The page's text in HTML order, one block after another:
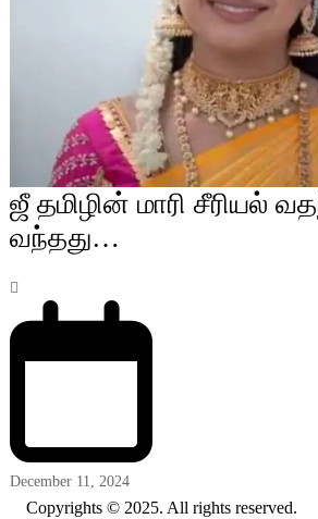
ஜீ தமிழின் மாரி சீரியல்
வந்தது…
December 11, 2024
Copyrights © 2025. All rights reserved.